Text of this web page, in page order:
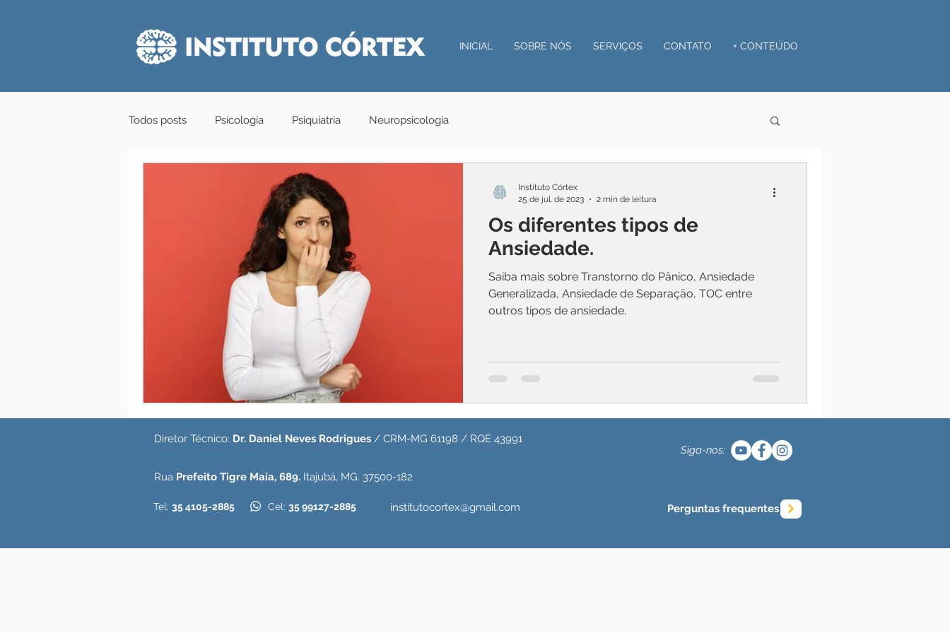
INICIAL SOBRE NÓS SERVIÇOS CONTATO + CONTEÚDO
Todos posts Psicologia Psiquiatria Neuropsicologia
Os diferentes tipos de
Ansiedade.
Saiba mais sobre Transtorno do Pânico, Ansiedade
Generalizada, Ansiedade de Separação, TOC entre
outros tipos de ansiedade.
Instituto Córtex
25 de jul. de 2023
2 min de leitura
Diretor Técnico: Dr. Daniel Neves Rodrigues / CRM-MG 61198 / RQE 43991
Rua Prefeito Tigre Maia, 689. Itajubá, MG. 37500-182
Tel: 35 4105-2885 Cel: 35 99127-2885 institutocortex@gmail.com
Siga-nos:
Perguntas frequentes